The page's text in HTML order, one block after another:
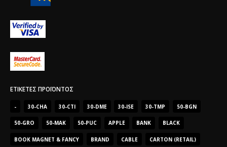
ΕΤΙΚΈΤΕΣ ΠΡΟΪΌΝΤΟΣ
- 30-CHA 30-CTI 30-DME 30-ISE 30-TMP 50-BGN
50-GRO 50-MAK 50-PUC APPLE BANK BLACK
BOOK MAGNET & FANCY BRAND CABLE CARTON (RETAIL)